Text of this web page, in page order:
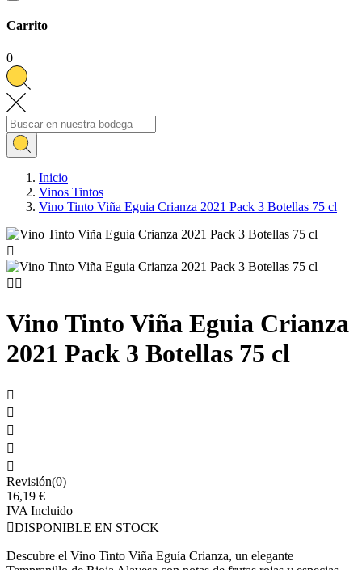
Carrito
0
Inicio
Vinos Tintos
Vino Tinto Viña Eguia Crianza 2021 Pack 3 Botellas 75 cl

 
Vino Tinto Viña Eguia Crianza
2021 Pack 3 Botellas 75 cl





Revisión(0)
16,19 €
IVA Incluido
DISPONIBLE EN STOCK
Descubre el Vino Tinto Viña Eguía Crianza, un elegante